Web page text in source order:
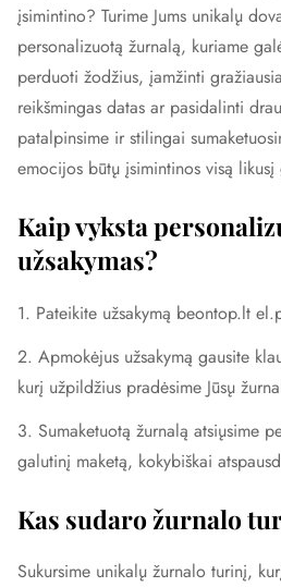
įsimintino? Turime Jums unikalų
personalizuotą žurnalą, kuriame
perduoti žodžius, įamžinti
reikšmingas datas ar pasidalinti
patalpinsime ir stilingai
emocijos būtų įsimintinos visą likusį
Kaip vyksta
užsakymas?
1. Pateikite užsakymą beontop.lt
2. Apmokėjus užsakymą gausite
kurį užpildžius pradėsime Jūsų
3. Sumaketuotą žurnalą atsiųsime
galutinį maketą, kokybiškai
Kas sudaro žurnalo
Sukursime unikalų žurnalo turinį,